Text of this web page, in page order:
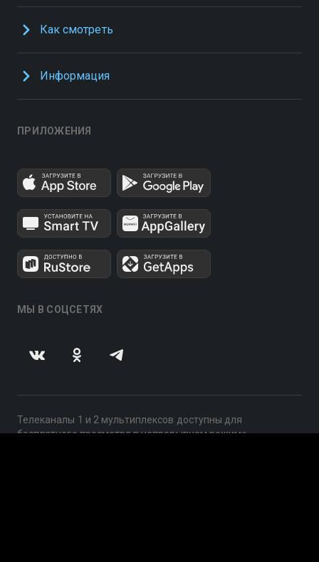
Как смотреть
Информация
ПРИЛОЖЕНИЯ
МЫ В СОЦСЕТЯХ
Телеканалы 1 и 2 мультиплексов доступны для
бесплатного просмотра в непрерывном режиме,